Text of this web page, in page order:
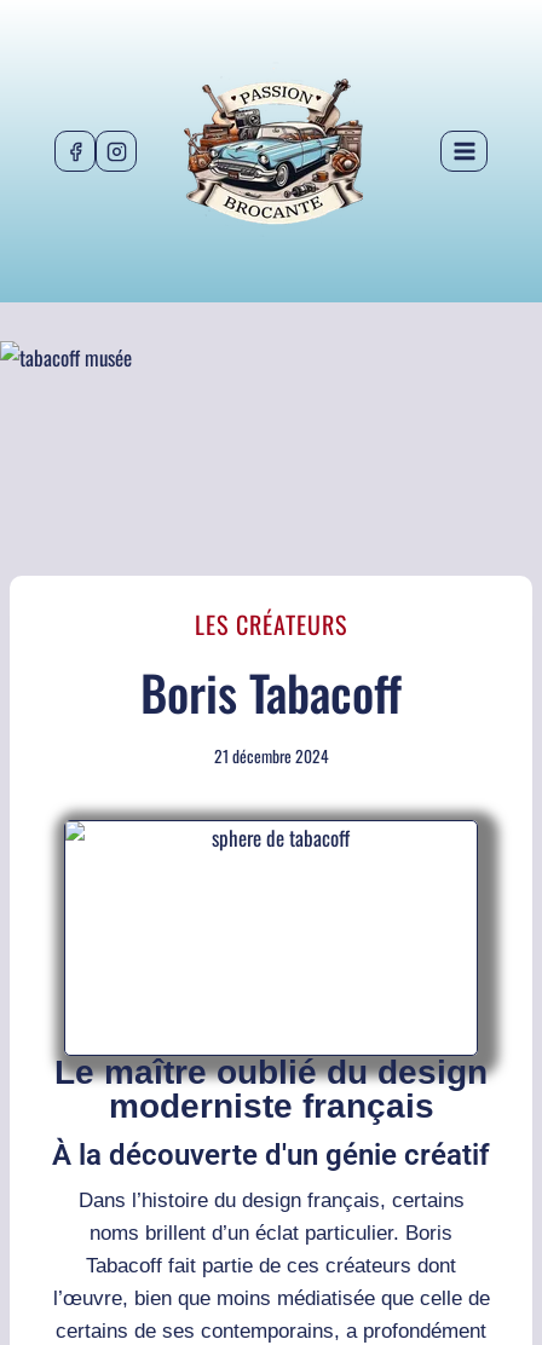
LES CRÉATEURS
Boris Tabacoff
21 décembre 2024
Le maître oublié du design
moderniste français
À la découverte d'un génie créatif
Dans l’histoire du design français, certains
noms brillent d’un éclat particulier. Boris
Tabacoff fait partie de ces créateurs dont
l’œuvre, bien que moins médiatisée que celle de
certains de ses contemporains, a profondément